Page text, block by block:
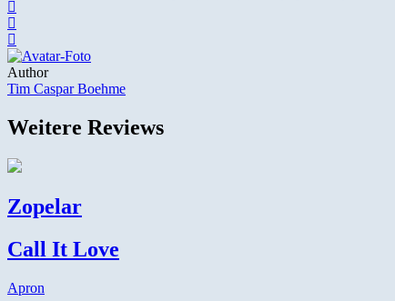
Author
Tim Caspar Boehme
Weitere Reviews
Zopelar
Call It Love
Apron